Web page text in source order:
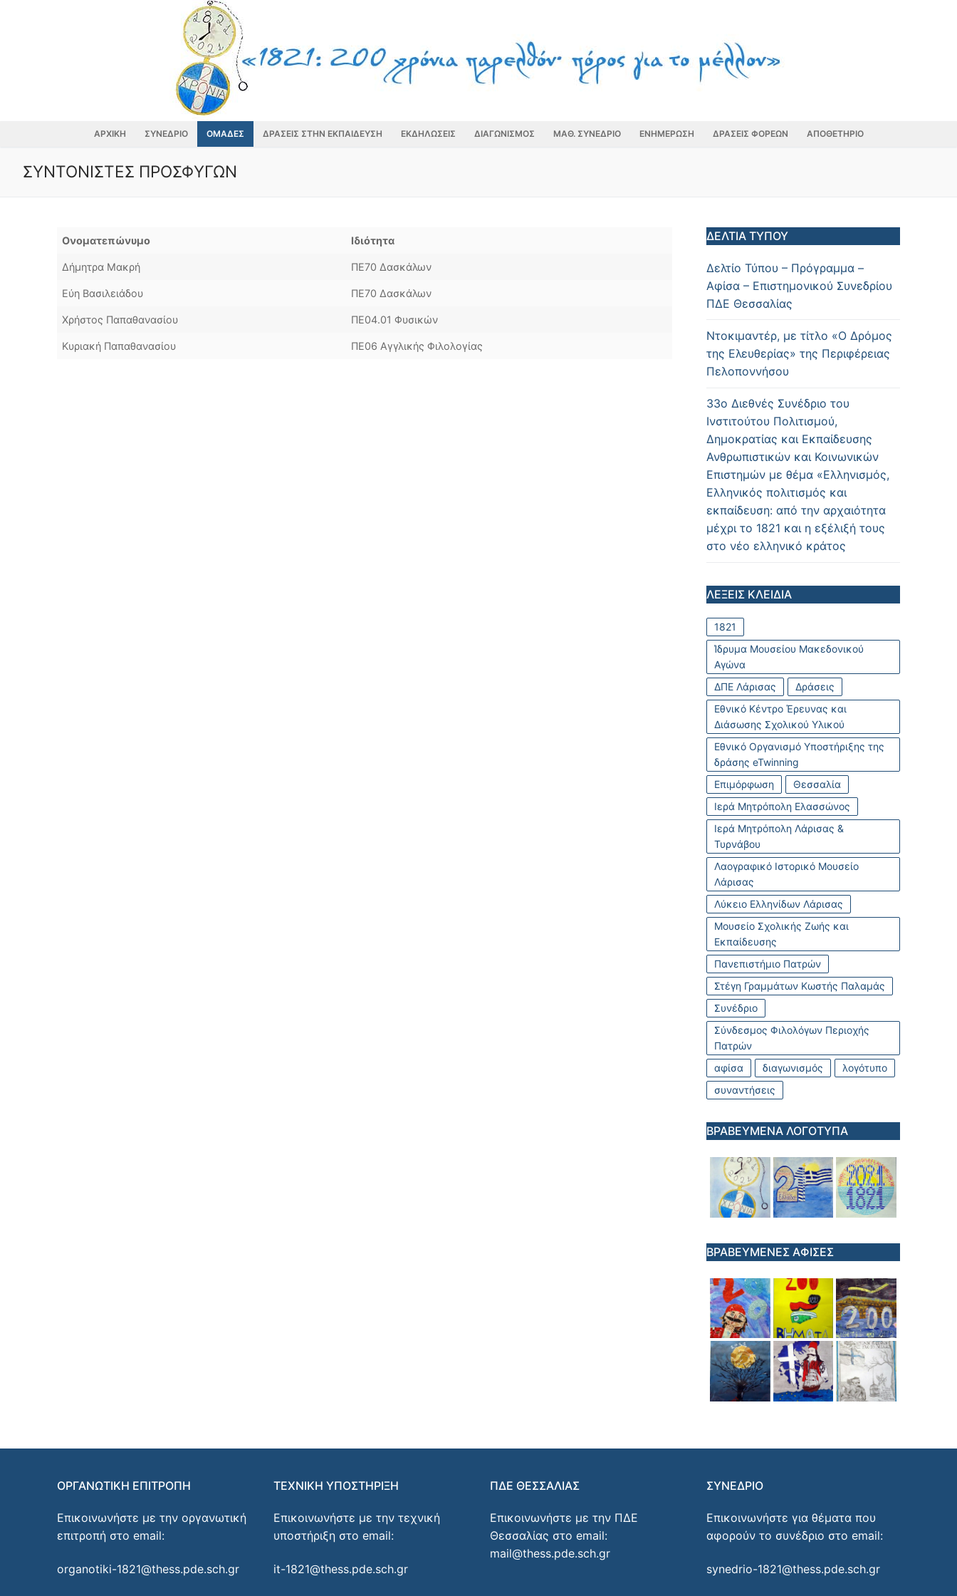
ΑΡΧΙΚΗ ΣΥΝΕΔΡΙΟ ΟΜΑΔΕΣ ΔΡΑΣΕΙΣ ΣΤΗΝ ΕΚΠΑΙΔΕΥΣΗ ΕΚΔΗΛΩΣΕΙΣ ΔΙΑΓΩΝΙΣΜΟΣ ΜΑΘ. ΣΥΝΕΔΡΙΟ ΕΝΗΜΕΡΩΣΗ ΔΡΑΣΕΙΣ ΦΟΡΕΩΝ ΑΠΟΘΕΤΗΡΙΟ
ΣΥΝΤΟΝΙΣΤΕΣ ΠΡΟΣΦΥΓΩΝ
Ονοματεπώνυμο Ιδιότητα
Δήμητρα Μακρή ΠΕ70 Δασκάλων
Εύη Βασιλειάδου ΠΕ70 Δασκάλων
Χρήστος Παπαθανασίου ΠΕ04.01 Φυσικών
Κυριακή Παπαθανασίου ΠΕ06 Αγγλικής Φιλολογίας
ΔΕΛΤΙΑ ΤΥΠΟΥ
Δελτίο Τύπου – Πρόγραμμα –
Αφίσα – Επιστημονικού Συνεδρίου
ΠΔΕ Θεσσαλίας
Ντοκιμαντέρ, με τίτλο «Ο Δρόμος
της Ελευθερίας» της Περιφέρειας
Πελοποννήσου
33ο Διεθνές Συνέδριο του
Ινστιτούτου Πολιτισμού,
Δημοκρατίας και Εκπαίδευσης
Ανθρωπιστικών και Κοινωνικών
Επιστημών με θέμα «Ελληνισμός,
Ελληνικός πολιτισμός και
εκπαίδευση: από την αρχαιότητα
μέχρι το 1821 και η εξέλιξή τους
στο νέο ελληνικό κράτος
ΛΕΞΕΙΣ ΚΛΕΙΔΙΑ
1821
Ίδρυμα Μουσείου Μακεδονικού
Αγώνα
ΔΠΕ Λάρισας
Δράσεις
Εθνικό Κέντρο Έρευνας και
Διάσωσης Σχολικού Υλικού
Εθνικό Οργανισμό Υποστήριξης της
δράσης eTwinning
Επιμόρφωση
Θεσσαλία
Ιερά Μητρόπολη Ελασσώνος
Ιερά Μητρόπολη Λάρισας &
Τυρνάβου
Λαογραφικό Ιστορικό Μουσείο
Λάρισας
Λύκειο Ελληνίδων Λάρισας
Μουσείο Σχολικής Ζωής και
Εκπαίδευσης
Πανεπιστήμιο Πατρών
Στέγη Γραμμάτων Κωστής Παλαμάς
Συνέδριο
Σύνδεσμος Φιλολόγων Περιοχής
Πατρών
αφίσα
διαγωνισμός
λογότυπο
συναντήσεις
ΒΡΑΒΕΥΜΕΝΑ ΛΟΓΟΤΥΠΑ
ΒΡΑΒΕΥΜΕΝΕΣ ΑΦΙΣΕΣ
ΟΡΓΑΝΩΤΙΚΗ ΕΠΙΤΡΟΠΗ
Επικοινωνήστε με την οργανωτική
επιτροπή στο email:
organotiki-1821@thess.pde.sch.gr
ΤΕΧΝΙΚΗ ΥΠΟΣΤΗΡΙΞΗ
Επικοινωνήστε με την τεχνική
υποστήριξη στο email:
it-1821@thess.pde.sch.gr
ΠΔΕ ΘΕΣΣΑΛΙΑΣ
Επικοινωνήστε με την ΠΔΕ
Θεσσαλίας στο email:
mail@thess.pde.sch.gr
ΣΥΝΕΔΡΙΟ
Επικοινωνήστε για θέματα που
αφορούν το συνέδριο στο email:
synedrio-1821@thess.pde.sch.gr